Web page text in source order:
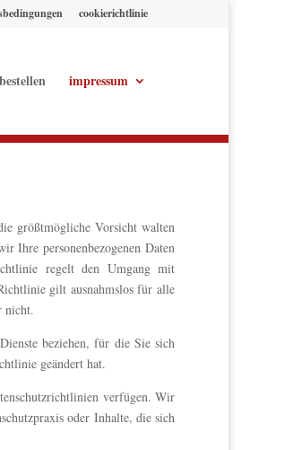
cookierichtlinie
impressum
größtmögliche Vorsicht walten
Ihre personenbezogenen Daten
regelt den Umgang mit
gilt ausnahmslos für alle
nicht.
beziehen, für die Sie sich
geändert hat.
verfügen. Wir
oder Inhalte, die sich